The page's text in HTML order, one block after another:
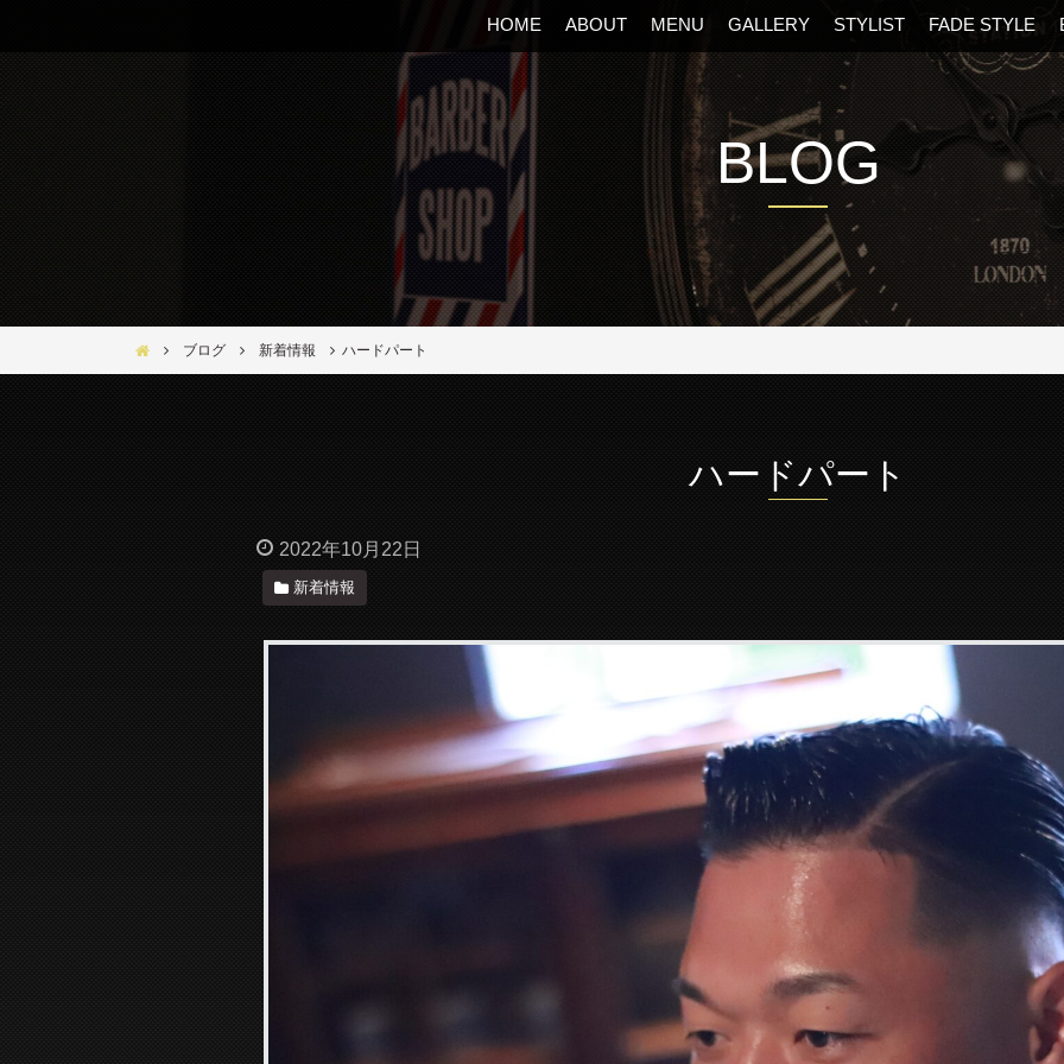
HOME ABOUT MENU GALLERY STYLIST FADE STYLE
BLOG
Bar Ber Shop REGALO【バーバーショップ レガロ】- 大阪・福島区の美容室
ブログ 新着情報 ハードパート
ハードパート
2022年10月22日
新着情報